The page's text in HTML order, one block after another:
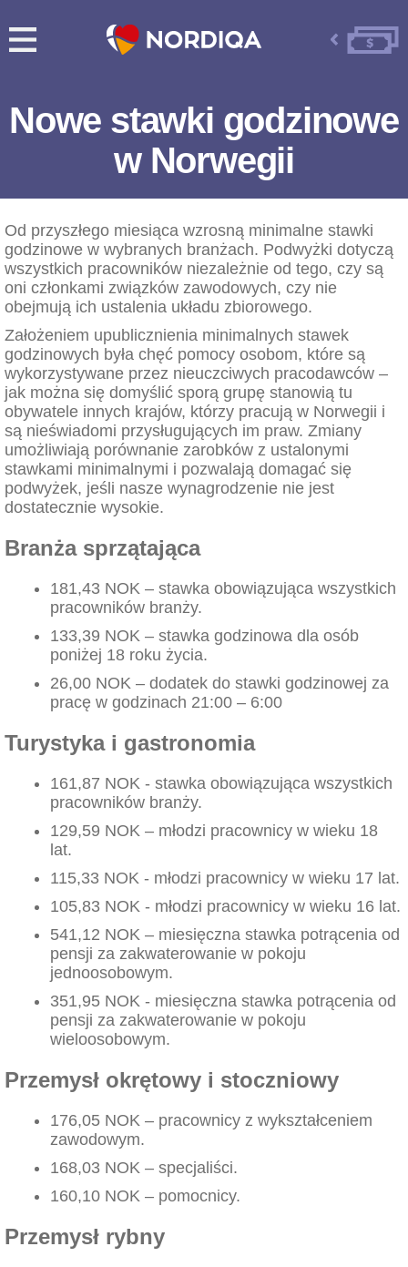
Nowe stawki godzinowe
w Norwegii
Od przyszłego miesiąca wzrosną minimalne stawki
godzinowe w wybranych branżach. Podwyżki dotyczą
wszystkich pracowników niezależnie od tego, czy są
oni członkami związków zawodowych, czy nie
obejmują ich ustalenia układu zbiorowego.
Założeniem upublicznienia minimalnych stawek
godzinowych była chęć pomocy osobom, które są
wykorzystywane przez nieuczciwych pracodawców –
jak można się domyślić sporą grupę stanowią tu
obywatele innych krajów, którzy pracują w Norwegii i
są nieświadomi przysługujących im praw. Zmiany
umożliwiają porównanie zarobków z ustalonymi
stawkami minimalnymi i pozwalają domagać się
podwyżek, jeśli nasze wynagrodzenie nie jest
dostatecznie wysokie.
Branża sprzątająca
181,43 NOK – stawka obowiązująca wszystkich
pracowników branży.
133,39 NOK – stawka godzinowa dla osób
poniżej 18 roku życia.
26,00 NOK – dodatek do stawki godzinowej za
pracę w godzinach 21:00 – 6:00
Turystyka i gastronomia
161,87 NOK - stawka obowiązująca wszystkich
pracowników branży.
129,59 NOK – młodzi pracownicy w wieku 18
lat.
115,33 NOK - młodzi pracownicy w wieku 17 lat.
105,83 NOK - młodzi pracownicy w wieku 16 lat.
541,12 NOK – miesięczna stawka potrącenia od
pensji za zakwaterowanie w pokoju
jednoosobowym.
351,95 NOK - miesięczna stawka potrącenia od
pensji za zakwaterowanie w pokoju
wieloosobowym.
Przemysł okrętowy i stoczniowy
176,05 NOK – pracownicy z wykształceniem
zawodowym.
168,03 NOK – specjaliści.
160,10 NOK – pomocnicy.
Przemysł rybny